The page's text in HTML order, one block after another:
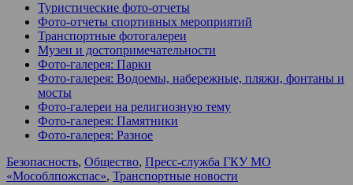
Туристические фото-отчеты
Фото-отчеты спортивных мероприятий
Транспортные фотогалереи
Музеи и достопримечательности
Фото-галерея: Парки
Фото-галерея: Водоемы, набережные, пляжи, фонтаны и
мосты
Фото-галереи на религиозную тему
Фото-галерея: Памятники
Фото-галерея: Разное
Безопасность, Общество, Пресс-служба ГКУ МО
«Мособлпожспас», Транспортные новости